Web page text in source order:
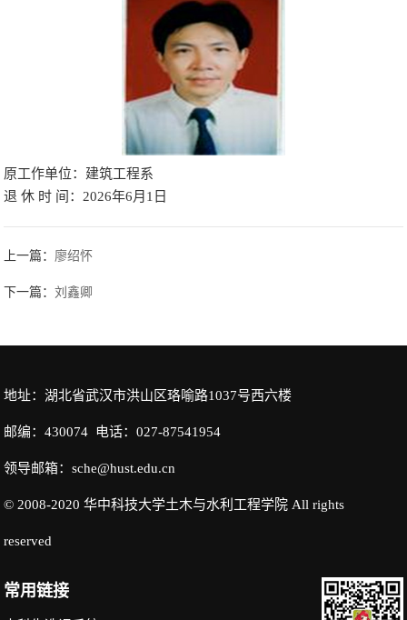
原工作单位：建筑工程系
退 休 时 间：2026年6月1日
上一篇： 廖绍怀
下一篇：刘鑫卿
地址：湖北省武汉市洪山区珞喻路1037号西六楼
邮编：430074 电话：027-87541954
领导邮箱：sche@hust.edu.cn
© 2008-2020 华中科技大学土木与水利工程学院 All rights
reserved
常用链接